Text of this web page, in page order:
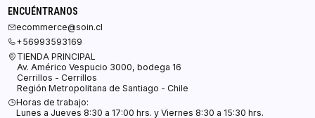
ENCUÉNTRANOS
ecommerce@soin.cl
+56993593169
TIENDA PRINCIPAL
Av. Américo Vespucio 3000, bodega 16
Cerrillos - Cerrillos
Región Metropolitana de Santiago - Chile
Horas de trabajo:
Lunes a Jueves 8:30 a 17:00 hrs. y Viernes 8:30 a 15:30 hrs.